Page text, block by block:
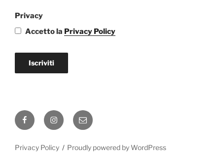
Privacy
Accetto la Privacy Policy
Iscriviti
FacebookInstagramEmail
Privacy Policy Proudly powered by WordPress